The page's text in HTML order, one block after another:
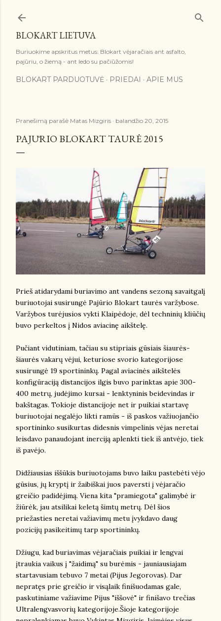
BLOKART LIETUVA
Buriuokime apskritus metus: Blokart vėjaračiais ant asfalto,
pajūriu, o žiemą - ant ledo su pačiūžomis!
BLOKART PARDUOTUVĖ PRIEDAI APIE MUS
Pranešimą parašė Matas Mizgiris balandžio 20, 2015
PAJŪRIO BLOKART TAURĖ 2015
Prieš atidarydami buriavimo ant vandens sezoną savaitgalį
buriuotojai susirungė Pajūrio Blokart taurės varžybose.
Varžybos turėjusios vykti Klaipėdoje, dėl techninių kliūčių
buvo perkeltos į Nidos aviacinę aikštelę.
Pučiant vidutiniam, tačiau su stipriais gūsiais šiaurės-
šiaurės vakarų vėjui, keturiose svorio kategorijose
susirungė 19 sportininkų. Pagal aviacinės aikštelės
konfigūraciją distancijos ilgis buvo parinktas apie 300-
400 metrų, judėjimo kursai - lenktyninis beidevindas ir
bakštagas. Tokioje distancijoje net ir puikiai startavę
buriuotojai negalėjo likti ramūs - iš paskos važiuojančio
sportininko susikurtas didesnis vimpelinis vėjas neretai
leisdavo panaudojant inerciją aplenkti tiek iš antvėjo, tiek
iš pavėjo.
Didžiausias iššūkis buriuotojams buvo laiku pastebėti vėjo
gūsius, jų kryptį ir žaibiškai juos paversti į vėjaračio
greičio padidėjimą. Viena kita "pramiegota" galimybė ir
žiūrėk, jau atsilikai keletą šimtų metrų. Dėl šios
priežasties neretai važiavimų metu įvykdavo daug
pozicijų pasikeitimų tarp sportininkų.
Džiugu, kad buriavimas vėjaračiais puikiai ir lengvai
įtraukia vaikus į "žaidimą" su burėmis - jauniausiajam
startavusiam tebuvo 7 metai (Pijus Jegorovas). Dar
nepratęs prie greičio ir visąlaik finišuodamas gale,
paskutiniame važiavime Pijus "iššovė" ir finišavo trečias
Ultralengvasvorių kategorijoje.Šioje kategorijoje